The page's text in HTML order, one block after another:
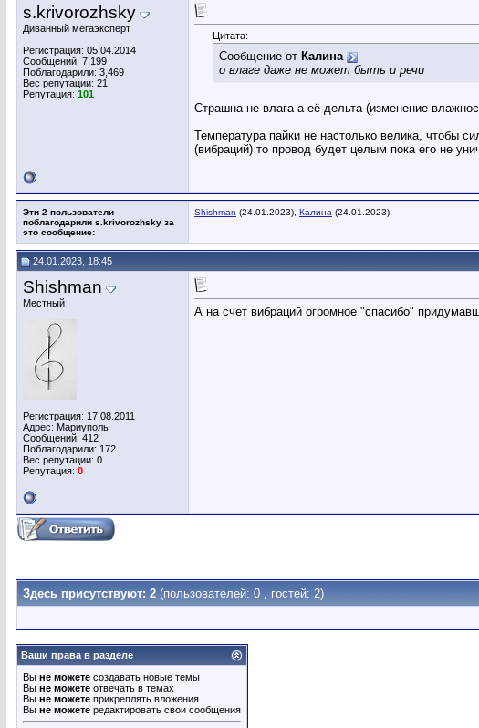
s.krivorozhsky
Диванный мегаэксперт
Регистрация: 05.04.2014
Сообщений: 7,199
Поблагодарили: 3,469
Вес репутации: 21
Репутация: 101
Цитата:
Сообщение от Калина
о влаге даже не может быть и речи
Страшна не влага а её дельта (изменение
Температура пайки не настолько велика, чтобы
(вибраций) то провод будет целым пока его не
Эти 2 пользователи
поблагодарили s.krivorozhsky за
это сообщение:
Shishman (24.01.2023), Калина (24.01.2023)
24.01.2023, 18:45
Shishman
Местный
Регистрация: 17.08.2011
Адрес: Мариуполь
Сообщений: 412
Поблагодарили: 172
Вес репутации: 0
Репутация: 0
А на счет вибраций огромное "спасибо"
Здесь присутствуют: 2 (пользователей: 0 , гостей: 2)
Ваши права в разделе
Вы не можете создавать новые темы
Вы не можете отвечать в темах
Вы не можете прикреплять вложения
Вы не можете редактировать свои сообщения